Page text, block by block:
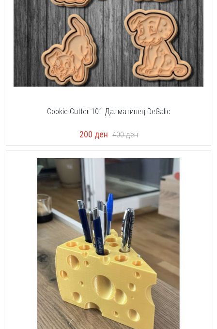
Cookie Cutter 101 Далматинец DeGalic
200 ден 400ден